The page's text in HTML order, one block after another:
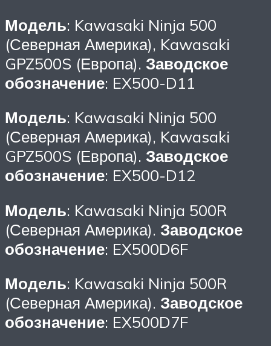
Модель: Kawasaki Ninja 500
(Северная Америка), Kawasaki
GPZ500S (Европа). Заводское
обозначение: EX500-D11
Модель: Kawasaki Ninja 500
(Северная Америка), Kawasaki
GPZ500S (Европа). Заводское
обозначение: EX500-D12
Модель: Kawasaki Ninja 500R
(Северная Америка). Заводское
обозначение: EX500D6F
Модель: Kawasaki Ninja 500R
(Северная Америка). Заводское
обозначение: EX500D7F